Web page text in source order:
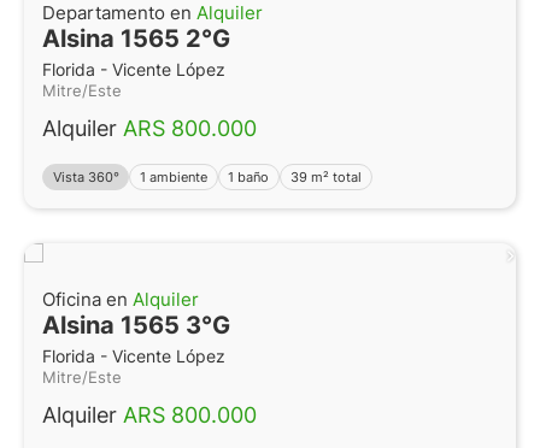
Departamento en Alquiler
Alsina 1565 2°G
Florida - Vicente López
Mitre/Este
Alquiler ARS 800.000
Vista 360° 1 ambiente 1 baño 39 m² total
Oficina en Alquiler
Alsina 1565 3°G
Florida - Vicente López
Mitre/Este
Alquiler ARS 800.000